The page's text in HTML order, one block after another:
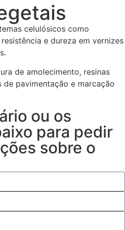
celulósicos como
e dureza em vernizes
de amolecimento, resinas
pavimentação e marcação
ou os
para pedir
sobre o